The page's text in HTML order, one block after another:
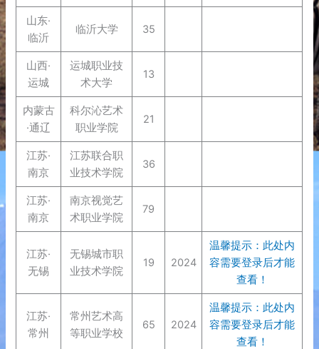
山东·
临沂
临沂大学 35
山西·
运城
运城职业技
术大学
13
内蒙古
·通辽
科尔沁艺术
职业学院
21
江苏·
南京
江苏联合职
业技术学院
36
江苏·
南京
南京视觉艺
术职业学院
79
江苏·
无锡
无锡城市职
业技术学院
19 2024
温馨提示：此处内
容需要登录后才能
查看！
江苏·
常州
常州艺术高
等职业学校
65 2024
温馨提示：此处内
容需要登录后才能
查看！